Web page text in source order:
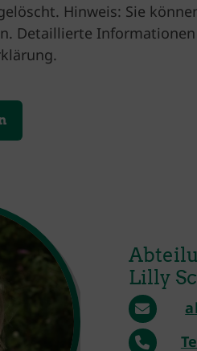
Hinweis: Sie
Detaillierte
Lilly
a